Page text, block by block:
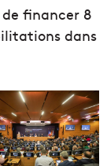
financer 8
dans